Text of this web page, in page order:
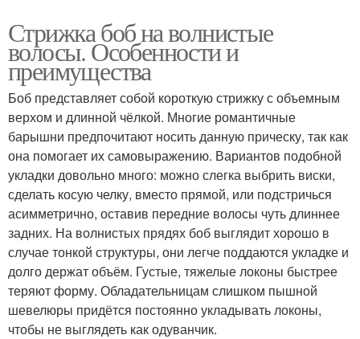
Стрижка боб на волнистые
волосы. Особенности и
преимущества
Боб представляет собой короткую стрижку с объемным
верхом и длинной чёлкой. Многие романтичные
барышни предпочитают носить данную прическу, так как
она помогает их самовыражению. Вариантов подобной
укладки довольно много: можно слегка выбрить виски,
сделать косую челку, вместо прямой, или подстричься
асимметрично, оставив передние волосы чуть длиннее
задних. На волнистых прядях боб выглядит хорошо в
случае тонкой структуры, они легче поддаются укладке и
долго держат объём. Густые, тяжелые локоны быстрее
теряют форму. Обладательницам слишком пышной
шевелюры придётся постоянно укладывать локоны,
чтобы не выглядеть как одуванчик.